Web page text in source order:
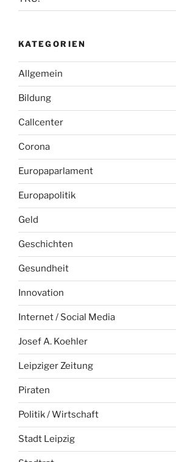
KATEGORIEN
Allgemein
Bildung
Callcenter
Corona
Europaparlament
Europapolitik
Geld
Geschichten
Gesundheit
Innovation
Internet / Social Media
Josef A. Koehler
Leipziger Zeitung
Piraten
Politik / Wirtschaft
Stadt Leipzig